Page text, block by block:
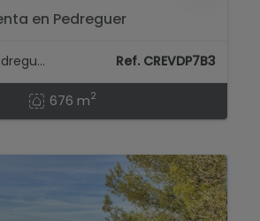
en Pedreguer
Pedreguer - Pedreguer Ref. CREVDP7B3
676 m2